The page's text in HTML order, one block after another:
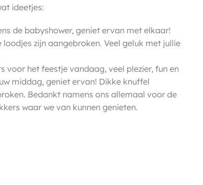
ideetjes:
de babyshower, geniet ervan met elkaar!
zijn aangebroken. Veel geluk met jullie
voor het feestje vandaag, veel plezier, fun en
middag, geniet ervan! Dikke knuffel
Bedankt namens ons allemaal voor de
waar we van kunnen genieten.